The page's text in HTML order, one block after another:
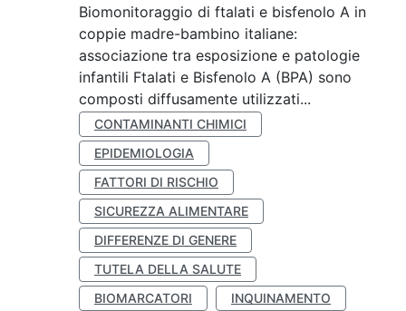
Biomonitoraggio di ftalati e bisfenolo A in
coppie madre-bambino italiane:
associazione tra esposizione e patologie
infantili Ftalati e Bisfenolo A (BPA) sono
composti diffusamente utilizzati...
CONTAMINANTI CHIMICI
EPIDEMIOLOGIA
FATTORI DI RISCHIO
SICUREZZA ALIMENTARE
DIFFERENZE DI GENERE
TUTELA DELLA SALUTE
BIOMARCATORI
INQUINAMENTO